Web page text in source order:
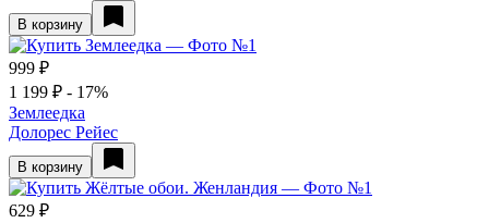
В корзину
999 ₽
1 199 ₽ - 17%
Землеедка
Долорес Рейес
В корзину
629 ₽